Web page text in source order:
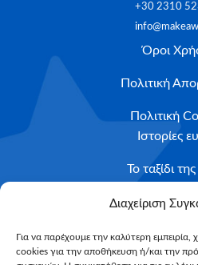
Διαχείριση
Για να παρέχουμε την καλύτερη εμπειρία,
cookies για την αποθήκευση ή/και την
+30 2310
Όροι
Πολιτική
Πολιτική
Ιστορίες
Το ταξίδι
Κριτήρια
Υποβολή